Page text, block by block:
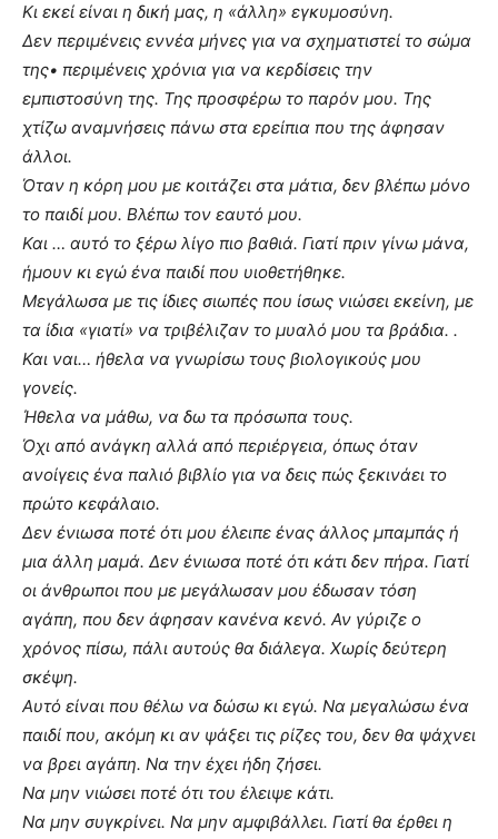
Κι εκεί είναι η δική μας, η «άλλη» εγκυμοσύνη.
Δεν περιμένεις εννέα μήνες για να σχηματιστεί το σώμα
της• περιμένεις χρόνια για να κερδίσεις την
εμπιστοσύνη της. Της προσφέρω το παρόν μου. Της
χτίζω αναμνήσεις πάνω στα ερείπια που της άφησαν
άλλοι.
Όταν η κόρη μου με κοιτάζει στα μάτια, δεν βλέπω μόνο
το παιδί μου. Βλέπω τον εαυτό μου.
Και … αυτό το ξέρω λίγο πιο βαθιά. Γιατί πριν γίνω μάνα,
ήμουν κι εγώ ένα παιδί που υιοθετήθηκε.
Μεγάλωσα με τις ίδιες σιωπές που ίσως νιώσει εκείνη, με
τα ίδια «γιατί» να τριβέλιζαν το μυαλό μου τα βράδια. .
Και ναι… ήθελα να γνωρίσω τους βιολογικούς μου
γονείς.
Ήθελα να μάθω, να δω τα πρόσωπα τους.
Όχι από ανάγκη αλλά από περιέργεια, όπως όταν
ανοίγεις ένα παλιό βιβλίο για να δεις πώς ξεκινάει το
πρώτο κεφάλαιο.
Δεν ένιωσα ποτέ ότι μου έλειπε ένας άλλος μπαμπάς ή
μια άλλη μαμά. Δεν ένιωσα ποτέ ότι κάτι δεν πήρα. Γιατί
οι άνθρωποι που με μεγάλωσαν μου έδωσαν τόση
αγάπη, που δεν άφησαν κανένα κενό. Αν γύριζε ο
χρόνος πίσω, πάλι αυτούς θα διάλεγα. Χωρίς δεύτερη
σκέψη.
Αυτό είναι που θέλω να δώσω κι εγώ. Να μεγαλώσω ένα
παιδί που, ακόμη κι αν ψάξει τις ρίζες του, δεν θα ψάχνει
να βρει αγάπη. Να την έχει ήδη ζήσει.
Να μην νιώσει ποτέ ότι του έλειψε κάτι.
Να μην συγκρίνει. Να μην αμφιβάλλει. Γιατί θα έρθει η